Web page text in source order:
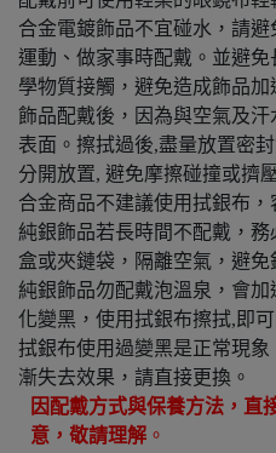
合金電鍍飾品不宜碰水，請避
運動、做家事時配戴。並避
學物質接觸，避免造成飾品加
飾品配戴後，因為與空氣及
表面。擦拭過後,盡量放置密
分開放置, 避免摩擦碰撞或擠
合金商品不建議使用拭銀布，
純銀飾品若長時間不配戴，
盒或夾鏈袋，隔離空氣，避免
純銀飾品勿配戴泡溫泉，會
化變黑，使用拭銀布擦拭,即可
拭銀布使用過變黑是正常現
漸失去效果，請直接更換。
因配戴方式與保養方法，直
意，敬請理解 。